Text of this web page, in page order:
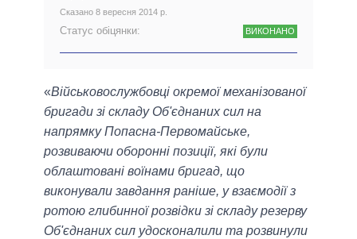
Сказано 8 вересня 2014 р.
Статус обіцянки: ВИКОНАНО
«Військовослужбовці окремої механізованої
бригади зі складу Об'єднаних сил на
напрямку Попасна-Первомайське,
розвиваючи оборонні позиції, які були
облаштовані воїнами бригад, що
виконували завдання раніше, у взаємодії з
ротою глибинної розвідки зі складу резерву
Об'єднаних сил удосконалили та розвинули